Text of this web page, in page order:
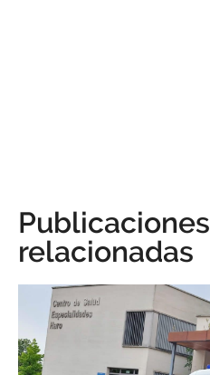
Publicaciones
relacionadas